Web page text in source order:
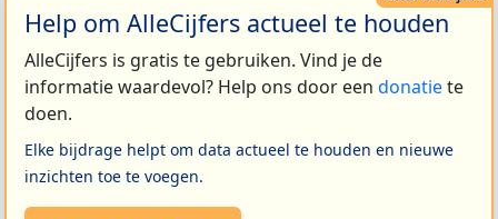
Help om AlleCijfers actueel te houden
AlleCijfers is gratis te gebruiken. Vind je de
informatie waardevol? Help ons door een donatiete
doen.
Elke bijdrage helpt om data actueel te houden en nieuwe
inzichten toe te voegen.